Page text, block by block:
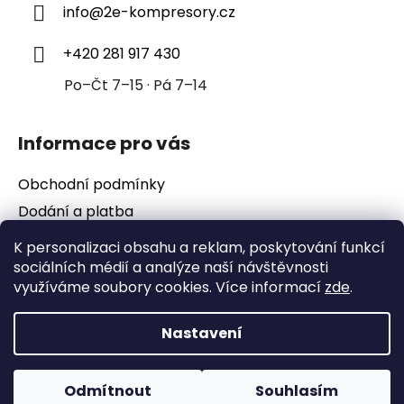
K personalizaci obsahu a reklam, poskytování funkcí
sociálních médií a analýze naší návštěvnosti
využíváme soubory cookies. Více informací zde.
Nastavení
Odmítnout Souhlasím
info@2e-kompresory.cz
+420 281 917 430
Po–Čt 7–15 · Pá 7–14
Informace pro vás
Obchodní podmínky
Dodání a platba
Podmínky ochrany osobních údajů
Vytvořil Shoptet
Copyright 20262e-kompresory. Všechna práva
vyhrazena.Upravit nastavení cookies
E-shop od Juli&Tom